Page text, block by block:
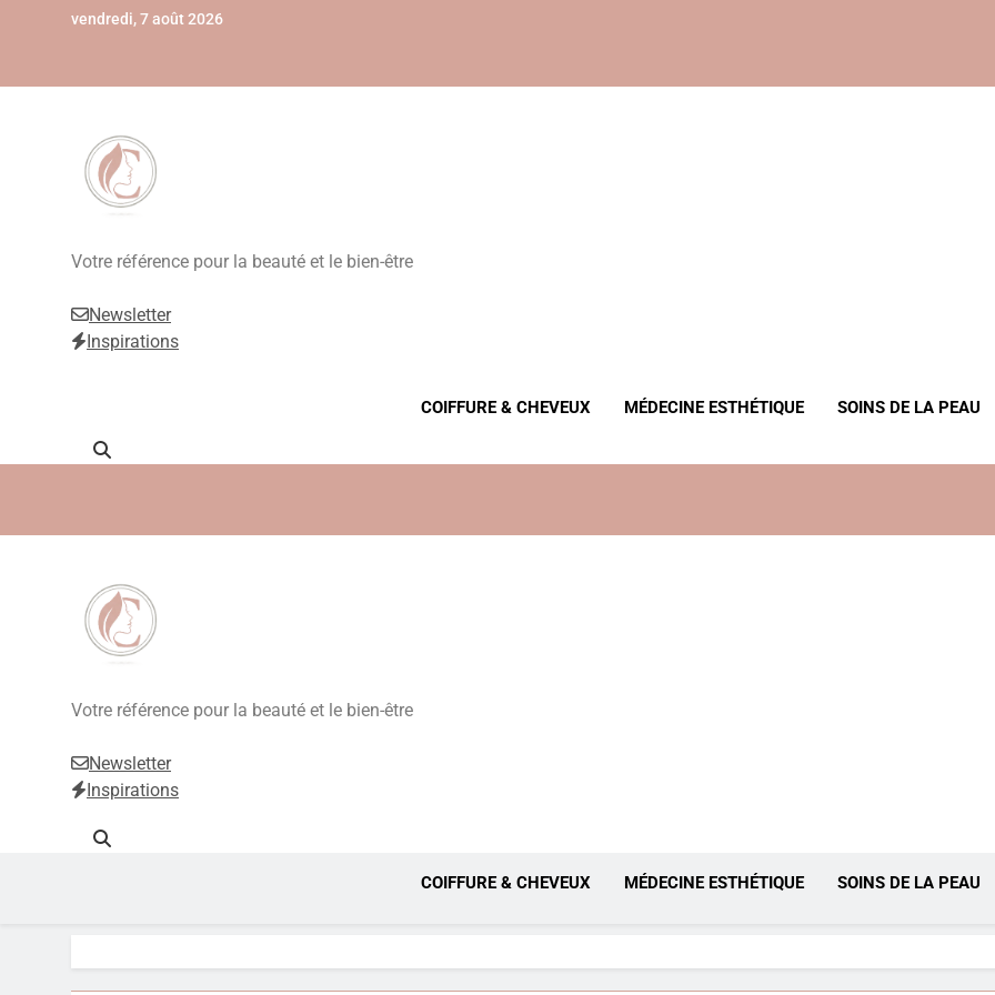
vendredi, 7 août 2026
Beauté, Esthétique, Anti-Âge
Votre référence pour la beauté et le bien-être
Newsletter
Inspirations
COIFFURE & CHEVEUX MÉDECINE ESTHÉTIQUE SOINS DE LA PEAU
Beauté, Esthétique, Anti-Âge
Votre référence pour la beauté et le bien-être
Newsletter
Inspirations
COIFFURE & CHEVEUX MÉDECINE ESTHÉTIQUE SOINS DE LA PEAU